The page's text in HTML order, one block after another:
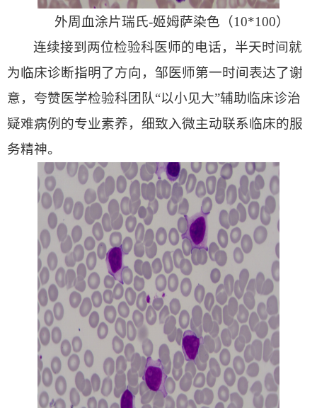
外周血涂片瑞氏-姬姆萨染色（10*100）
连续接到两位检验科医师的电话，半天时间就
为临床诊断指明了方向，邹医师第一时间表达了谢
意，夸赞医学检验科团队“以小见大”辅助临床诊治
疑难病例的专业素养，细致入微主动联系临床的服
务精神。